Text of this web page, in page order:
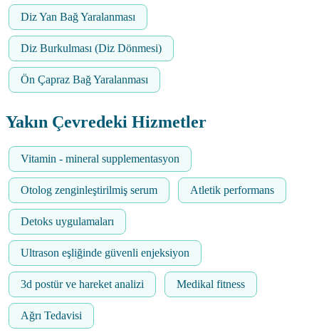
Diz Yan Bağ Yaralanması
Diz Burkulması (Diz Dönmesi)
Ön Çapraz Bağ Yaralanması
Yakın Çevredeki Hizmetler
Vitamin - mineral supplementasyon
Otolog zenginleştirilmiş serum Atletik performans
Detoks uygulamaları
Ultrason eşliğinde güvenli enjeksiyon
3d postür ve hareket analizi Medikal fitness
Ağrı Tedavisi